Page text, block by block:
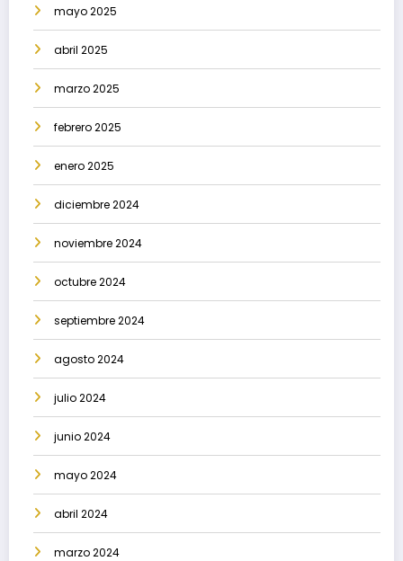
mayo 2025
abril 2025
marzo 2025
febrero 2025
enero 2025
diciembre 2024
noviembre 2024
octubre 2024
septiembre 2024
agosto 2024
julio 2024
junio 2024
mayo 2024
abril 2024
marzo 2024